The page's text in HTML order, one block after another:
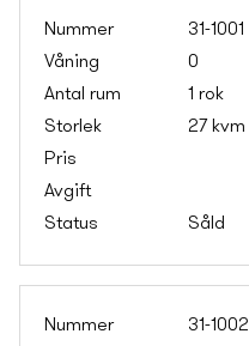
31-1001
0
1 rok
27 kvm
Såld
31-1002